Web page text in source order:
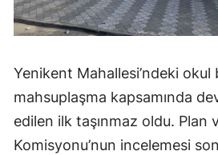
Yenikent Mahallesi’ndeki okul
mahsuplaşma kapsamında
edilen ilk taşınmaz oldu. Plan
Komisyonu’nun incelemesi